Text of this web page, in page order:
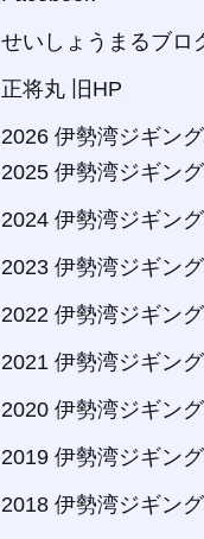
せいしょうまるブロ
正将丸 旧HP
2026 伊勢湾ジギン
2025 伊勢湾ジギン
2024 伊勢湾ジギン
2023 伊勢湾ジギン
2022 伊勢湾ジギン
2021 伊勢湾ジギン
2020 伊勢湾ジギン
2019 伊勢湾ジギン
2018 伊勢湾ジギン